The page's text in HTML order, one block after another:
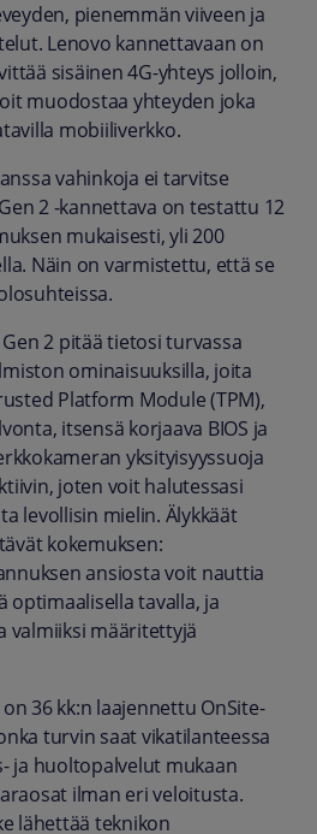
pienemmän viiveen ja
Lenovo kannettavaan on
sisäinen 4G-yhteys jolloin,
muodostaa yhteyden joka
mobiiliverkko.
vahinkoja ei tarvitse
2 ‑kannettava on testattu 12
mukaisesti, yli 200
Näin on varmistettu, että se
2 pitää tietosi turvassa
ominaisuuksilla, joita
Platform Module (TPM),
itsensä korjaava BIOS ja
yksityisyyssuoja
joten voit halutessasi
levollisin mielin. Älykkäät
kokemuksen:
ansiosta voit nauttia
optimaalisella tavalla, ja
valmiiksi määritettyjä
36 kk:n laajennettu OnSite-
turvin saat vikatilanteessa
ja huoltopalvelut mukaan
ilman eri veloitusta.
lähettää teknikon